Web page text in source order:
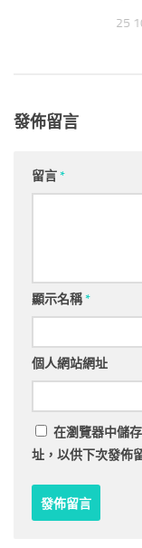
25
發佈留言
留言*
顯示名稱*
個人網站網址
在瀏覽器中儲
址，以供下次發佈